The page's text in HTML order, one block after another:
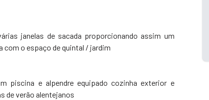
janelas de sacada proporcionando assim um
com o espaço de quintal / jardim
piscina e alpendre equipado cozinha exterior e
de verão alentejanos